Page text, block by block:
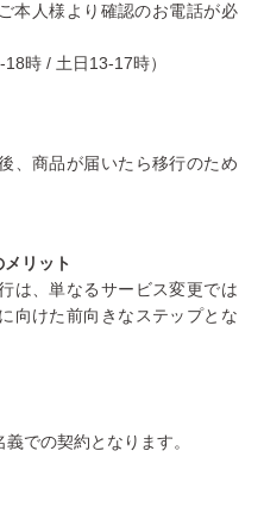
本人様より確認のお電話が必
時 / 土日13-17時）
、商品が届いたら移行のため
リット
は、単なるサービス変更では
向けた前向きなステップとな
での契約となります。